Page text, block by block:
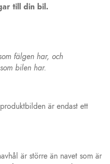
till din bil.
fälgen har, och
bilen har.
är endast ett
är större än navet som är